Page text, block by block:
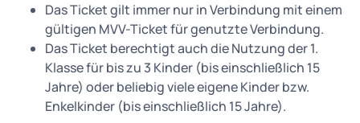
Das Ticket gilt immer nur in Verbindung mit einem
gültigen MVV-Ticket für genutzte Verbindung.
Das Ticket berechtigt auch die Nutzung der 1.
Klasse für bis zu 3 Kinder (bis einschließlich 15
Jahre) oder beliebig viele eigene Kinder bzw.
Enkelkinder (bis einschließlich 15 Jahre).